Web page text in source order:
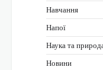
Навчання
Напої
Наука та
Новини